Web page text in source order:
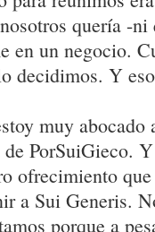
quería -ni
en un negocio.
decidimos. Y
muy abocado
PorSuiGieco.
ofrecimiento
a Sui Generis.
porque a